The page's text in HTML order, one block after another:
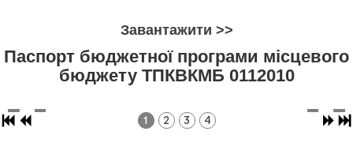
Завантажити >>
Паспорт бюджетної програми місцевого
бюджету ТПКВКМБ 0112010
1 2 3 4